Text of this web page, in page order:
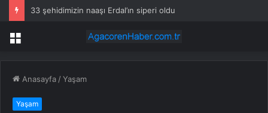
33 şehidimizin naaşı Erdal’ın siperi oldu
Menü
Anasayfa /Yaşam
Yaşam